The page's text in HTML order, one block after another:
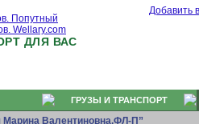
ДЛЯ ВАС
Добавить
ГРУЗЫ И ТРАНСПОРТ
Валентиновна,ФЛ-П”